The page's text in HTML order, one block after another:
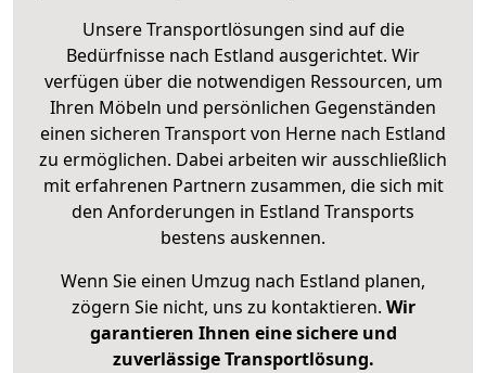
Unsere Transportlösungen sind auf die
Bedürfnisse nach Estland ausgerichtet. Wir
verfügen über die notwendigen Ressourcen, um
Ihren Möbeln und persönlichen Gegenständen
einen sicheren Transport von Herne nach Estland
zu ermöglichen. Dabei arbeiten wir ausschließlich
mit erfahrenen Partnern zusammen, die sich mit
den Anforderungen in Estland Transports
bestens auskennen.
Wenn Sie einen Umzug nach Estland planen,
zögern Sie nicht, uns zu kontaktieren. Wir
garantieren Ihnen eine sichere und
zuverlässige Transportlösung.